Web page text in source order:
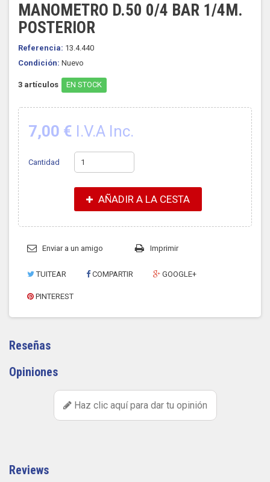
MANOMETRO D.50 0/4 BAR 1/4M.
POSTERIOR
Referencia: 13.4.440
Condición: Nuevo
3 artículos EN STOCK
7,00 € I.V.A Inc.
Cantidad
AÑADIR A LA CESTA
Enviar a un amigo Imprimir
TUITEAR COMPARTIR GOOGLE+
PINTEREST
Reseñas
Opiniones
Haz clic aquí para dar tu opinión
Reviews